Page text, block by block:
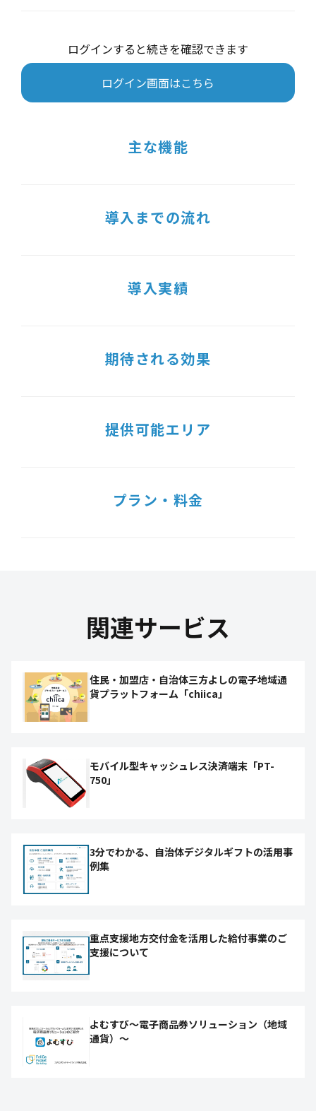
ログインすると続きを確認できます
ログイン画面はこちら
主な機能
導入までの流れ
導入実績
期待される効果
提供可能エリア
プラン・料金
関連サービス
住民・加盟店・自治体三方よしの電子地域通
貨プラットフォーム「chiica」
モバイル型キャッシュレス決済端末「PT-
750」
3分でわかる、自治体デジタルギフトの活用事
例集
重点支援地方交付金を活用した給付事業のご
支援について
よむすび～電子商品券ソリューション（地域
通貨）～